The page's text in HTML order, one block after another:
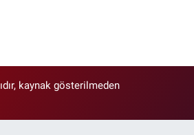
kaynak gösterilmeden